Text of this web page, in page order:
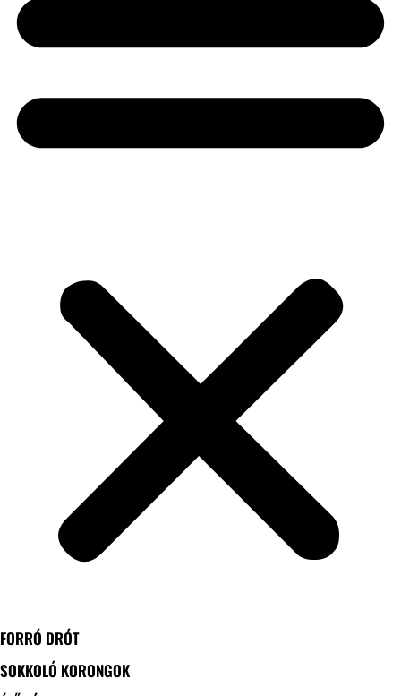
FORRÓ DRÓT
SOKKOLÓ KORONGOK